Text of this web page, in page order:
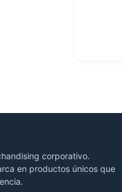
corporativo.
en productos únicos que